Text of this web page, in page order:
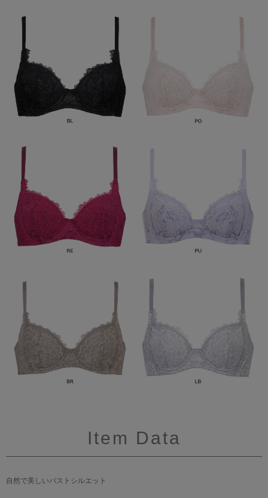
Item Data
自然で美しいバストシルエット